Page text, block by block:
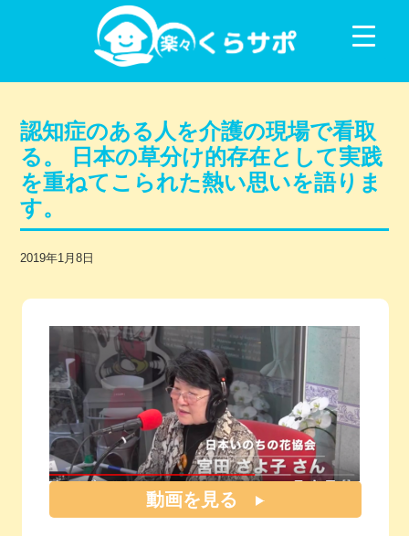
コンテンツに移動
認知症のある人を介護の現場で看取
る。 日本の草分け的存在として実践
を重ねてこられた熱い思いを語りま
す。
2019年1月8日
動画を見る